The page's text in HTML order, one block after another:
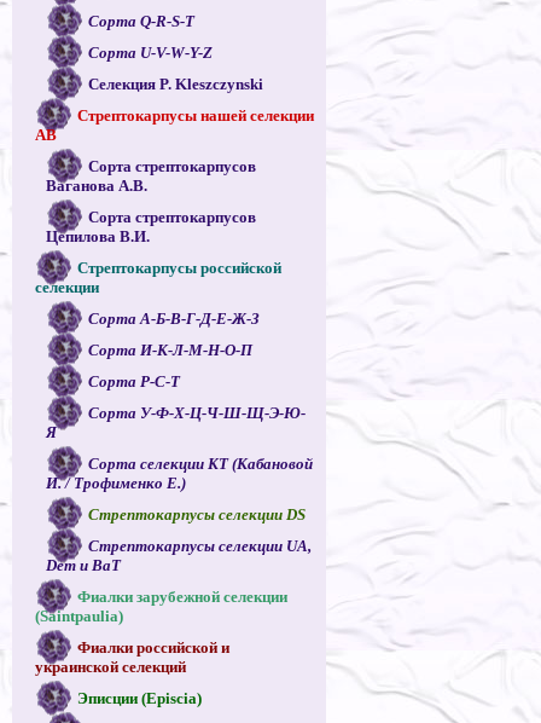
Сорта Q-R-S-T
Сорта U-V-W-Y-Z
Селекция P. Kleszczynski
Стрептокарпусы нашей селекции
АВ
Сорта стрептокарпусов
Ваганова А.В.
Сорта стрептокарпусов
Цепилова В.И.
Стрептокарпусы российской
селекции
Сорта А-Б-В-Г-Д-Е-Ж-З
Сорта И-К-Л-М-Н-О-П
Сорта Р-С-Т
Сорта У-Ф-Х-Ц-Ч-Ш-Щ-Э-Ю-
Я
Сорта селекции КТ (Кабановой
И. / Трофименко Е.)
Стрептокарпусы селекции DS
Стрептокарпусы селекции UA,
Dem и ВаТ
Фиалки зарубежной селекции
(Saintpaulia)
Фиалки российской и
украинской селекций
Эписции (Episcia)